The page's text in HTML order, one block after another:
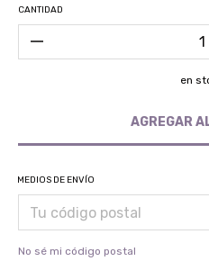
CANTIDAD
en
MEDIOS DE ENVÍO
No sé mi código postal